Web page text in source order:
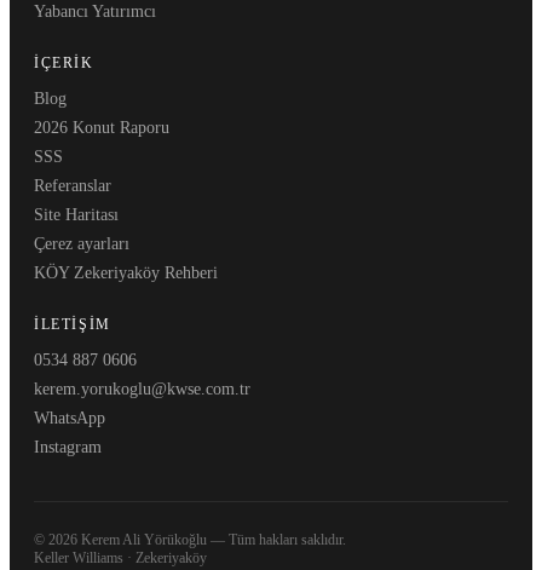
Yabancı Yatırımcı
İÇERIK
Blog
2026 Konut Raporu
SSS
Referanslar
Site Haritası
Çerez ayarları
KÖY Zekeriyaköy Rehberi
İLETIŞIM
0534 887 0606
kerem.yorukoglu@kwse.com.tr
WhatsApp
Instagram
© 2026 Kerem Ali Yörükoğlu — Tüm hakları saklıdır.
Keller Williams · Zekeriyaköy